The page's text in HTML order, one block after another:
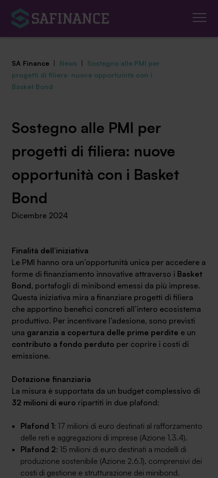
Finanza Agevolata
Centro studi
News ed eventi
Chi siamo
Contatti
Lavora con noi
+030.3540104
info@safinance.it
SA Finance | News | Sostegno alle PMI per
progetti di filiera: nuove opportunità con i
Basket Bond
Sostegno alle PMI per
progetti di filiera: nuove
opportunità con i Basket
Bond
Dicembre 2024
Finalità dell’iniziativa
Le PMI hanno ora un’opportunità unica per accedere a
forme di finanziamento innovative attraverso i Basket
Bond, portafogli di minibond emessi da più imprese.
Questa iniziativa mira a finanziare progetti di filiera
che apportino benefici concreti all’intero ecosistema
produttivo. Per incentivare l’adesione, sono previsti
una garanzia a copertura delle prime perdite e un
contributo a fondo perduto per coprire i costi di
emissione.
Dotazione finanziaria
La misura è supportata da un budget complessivo di
32 milioni di euro ripartiti in due plafond:
Plafond 1: 17 milioni di euro destinati al rafforzamento
delle reti e aggregazioni di imprese (Azione 1.3.4).
Plafond 2: 15 milioni di euro destinati a modelli di
produzione sostenibile (Azione 2.6.1), comprensivi dei
costi di gestione e strutturazione dei minibond.